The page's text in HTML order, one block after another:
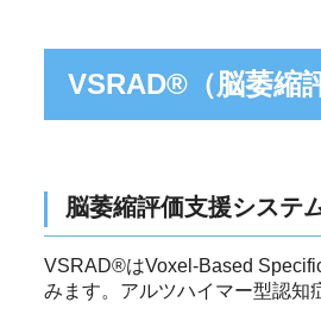
VSRAD®（脳萎縮
脳萎縮評価支援システ
VSRAD®はVoxel-Based
みます。アルツハイマー型認知